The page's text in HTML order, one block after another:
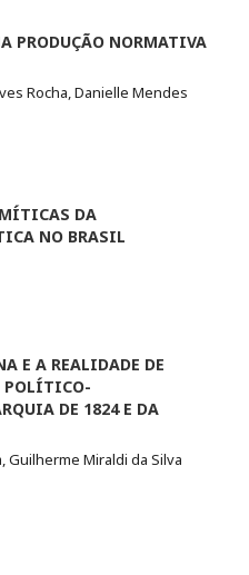
PRODUÇÃO NORMATIVA
Rocha, Danielle Mendes
MÍTICAS DA
NO BRASIL
E A REALIDADE DE
POLÍTICO-
DE 1824 E DA
Guilherme Miraldi da Silva